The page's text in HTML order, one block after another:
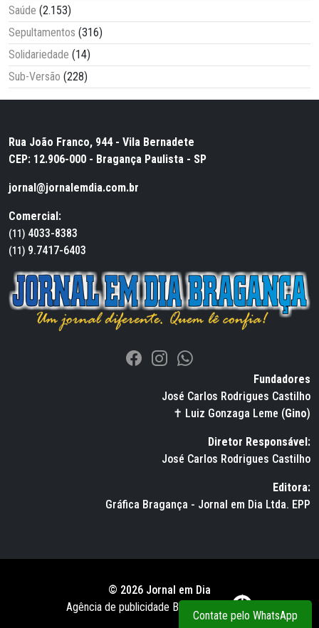
Saúde (2.153)
Sepultamentos (316)
Solidariedade (14)
Sub-Versão (228)
Rua João Franco, 944 - Vila Bernadete
CEP: 12.906-000 - Bragança Paulista - SP
jornal@jornalemdia.com.br
Comercial:
(11) 4033-8383
(11) 9.7417-6403
Fundadores
José Carlos Rodrigues Castilho
✝ Luiz Gonzaga Leme (Gino)
Diretor Responsável:
José Carlos Rodrigues Castilho
Editora:
Gráfica Bragança - Jornal em Dia Ltda. EPP
© 2026 Jornal em Dia
Agência de publicidade BWS RUSSO
Contate pelo WhatsApp